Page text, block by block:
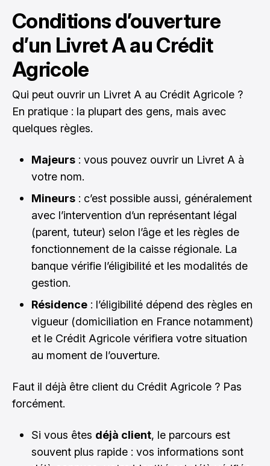
Conditions d’ouverture
d’un Livret A au Crédit
Agricole
Qui peut ouvrir un Livret A au Crédit Agricole ?
En pratique : la plupart des gens, mais avec
quelques règles.
Majeurs : vous pouvez ouvrir un Livret A à
votre nom.
Mineurs : c’est possible aussi, généralement
avec l’intervention d’un représentant légal
(parent, tuteur) selon l’âge et les règles de
fonctionnement de la caisse régionale. La
banque vérifie l’éligibilité et les modalités de
gestion.
Résidence : l’éligibilité dépend des règles en
vigueur (domiciliation en France notamment)
et le Crédit Agricole vérifiera votre situation
au moment de l’ouverture.
Faut il déjà être client du Crédit Agricole ? Pas
forcément.
Si vous êtes déjà client, le parcours est
souvent plus rapide : vos informations sont